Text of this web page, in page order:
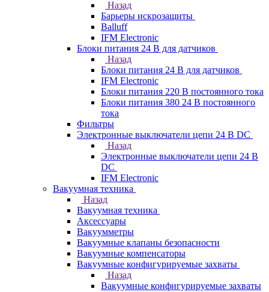
Назад
Барьеры искрозащиты
Balluff
IFM Electronic
Блоки питания 24 В для датчиков
Назад
Блоки питания 24 В для датчиков
IFM Electronic
Блоки питания 220 В постоянного тока
Блоки питания 380 24 В постоянного
тока
Фильтры
Электронные выключатели цепи 24 В DC
Назад
Электронные выключатели цепи 24 В
DC
IFM Electronic
Вакуумная техника
Назад
Вакуумная техника
Аксессуары
Вакуумметры
Вакуумные клапаны безопасности
Вакуумные компенсаторы
Вакуумные конфигурируемые захваты
Назад
Вакуумные конфигурируемые захваты